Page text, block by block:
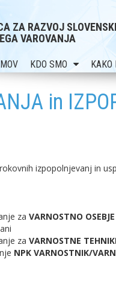
ZA RAZVOJ
VAROVANJA
KDO SMO KAKO
in
izpopolnjevanj in
za VARNOSTNO
za VARNOSTNE
NPK VARNOSTNIK/